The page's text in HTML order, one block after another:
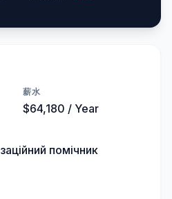
薪水
$64,180 / Year
помічник